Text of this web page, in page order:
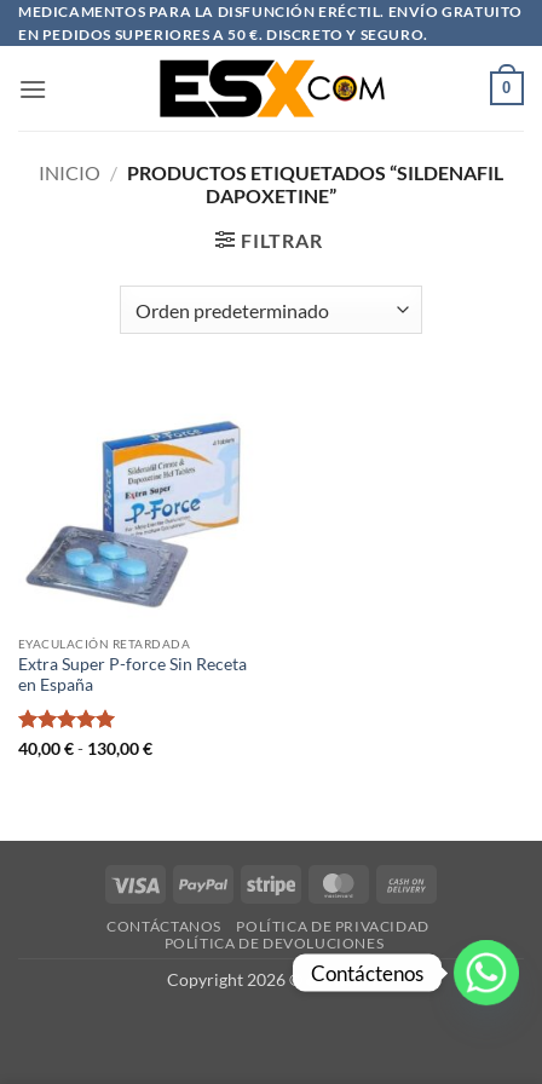
Saltar
al
MEDICAMENTOS PARA LA DISFUNCIÓN ERÉCTIL. ENVÍO GRATUITO
EN PEDIDOS SUPERIORES A 50 €. DISCRETO Y SEGURO.
0
INICIO / PRODUCTOS ETIQUETADOS “SILDENAFIL
DAPOXETINE”
FILTRAR
EYACULACIÓN RETARDADA
Extra Super P-force Sin Receta
en España
Valorado
40,00€ - 130,00€Rango
130,00 €
Visa PayPal Stripe MasterCard
Delivery
CONTÁCTANOS
POLÍTICA DE PRIVACIDAD
POLÍTICA DE DEVOLUCIONES
Copyright 2026 © es-X.com
Contáctenos